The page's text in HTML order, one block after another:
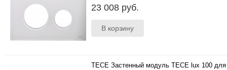
23 008 руб.
TECE Застенный модуль TECE lux 100 для